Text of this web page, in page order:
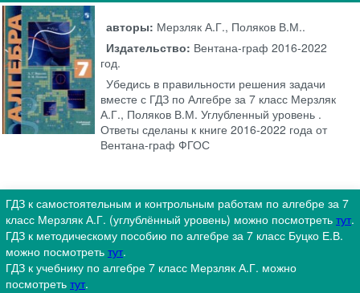
авторы: Мерзляк А.Г., Поляков В.М..
Издательство: Вентана-граф 2016-2022
год.
Убедись в правильности решения задачи
вместе с ГДЗ по Алгебре за 7 класс Мерзляк
А.Г., Поляков В.М. Углубленный уровень .
Ответы сделаны к книге 2016-2022 года от
Вентана-граф ФГОС
ГДЗ к самостоятельным и контрольным работам по алгебре за 7
класс Мерзляк А.Г. (углублённый уровень) можно посмотреть тут.
ГДЗ к методическому пособию по алгебре за 7 класс Буцко Е.В.
можно посмотреть тут.
ГДЗ к учебнику по алгебре 7 класс Мерзляк А.Г. можно
посмотреть тут.